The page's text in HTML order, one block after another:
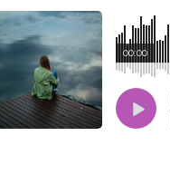
00:00